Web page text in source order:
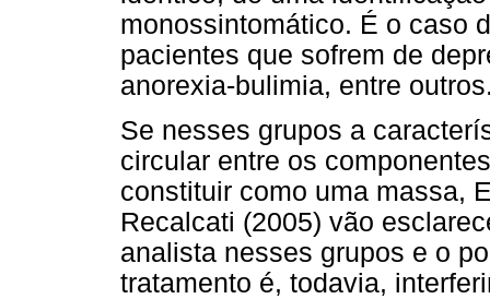
monossintomático. É o caso
pacientes que sofrem de
anorexia-bulimia, entre
Se nesses grupos a
circular entre os
constituir como uma massa,
Recalcati (2005) vão
analista nesses grupos e o
tratamento é, todavia,